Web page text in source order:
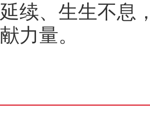
延续、生生不息
献力量。